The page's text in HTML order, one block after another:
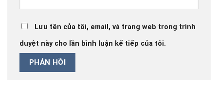
Lưu tên của tôi, email, và trang web trong trình
duyệt này cho lần bình luận kế tiếp của tôi.